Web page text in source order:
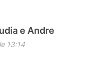
e Andre
13:14